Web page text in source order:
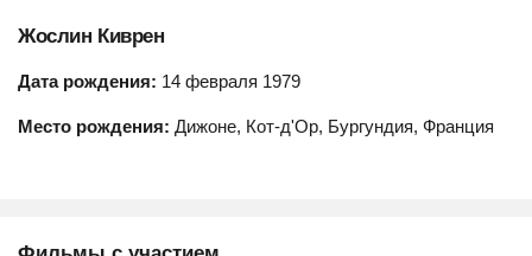
Жослин Киврен
Дата рождения: 14 февраля 1979
Место рождения: Дижоне, Кот-д'Ор, Бургундия, Франция